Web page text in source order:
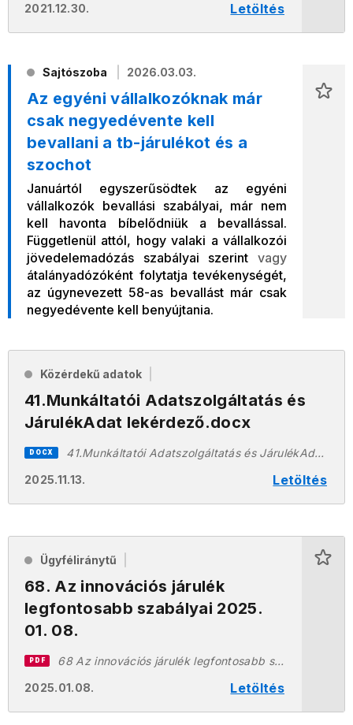
2021.12.30. Letöltés
Sajtószoba 2026.03.03.
Az egyéni vállalkozóknak már
csak negyedévente kell
bevallani a tb-járulékot és a
szochot
Januártól egyszerűsödtek az egyéni
vállalkozók bevallási szabályai, már nem
kell havonta bíbelődniük a bevallással.
Függetlenül attól, hogy valaki a vállalkozói
jövedelemadózás szabályai szerint vagy
átalányadózóként folytatja tevékenységét,
az úgynevezett 58-as bevallást már csak
negyedévente kell benyújtania.
Közérdekű adatok
41.Munkáltatói Adatszolgáltatás és
JárulékAdat lekérdező.docx
2025.11.13. Letöltés
DOCX 41.Munkáltatói Adatszolgáltatás és JárulékAdat lekérdező.docx
Ügyféliránytű
68. Az innovációs járulék
legfontosabb szabályai 2025.
01. 08.
2025.01.08. Letöltés
PDF 68 Az innovációs járulék legfontosabb szabályai 2025.01.08.pdf